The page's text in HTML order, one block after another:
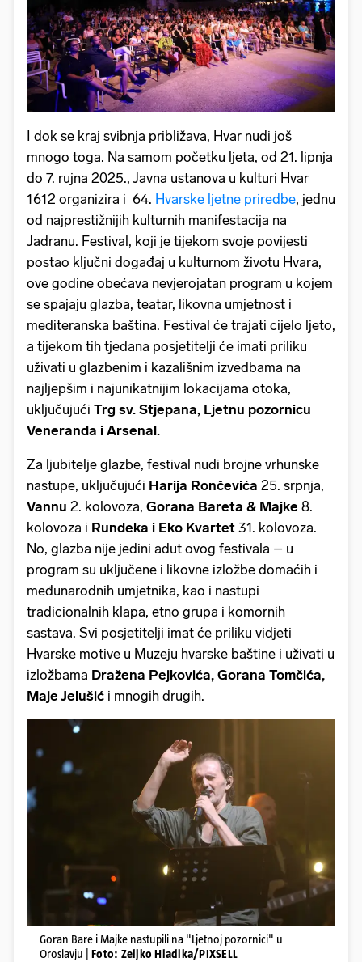
I dok se kraj svibnja približava, Hvar nudi još
mnogo toga. Na samom početku ljeta, od 21. lipnja
do 7. rujna 2025., Javna ustanova u kulturi Hvar
1612 organizira i 64. Hvarske ljetne priredbe, jednu
od najprestižnijih kulturnih manifestacija na
Jadranu. Festival, koji je tijekom svoje povijesti
postao ključni događaj u kulturnom životu Hvara,
ove godine obećava nevjerojatan program u kojem
se spajaju glazba, teatar, likovna umjetnost i
mediteranska baština. Festival će trajati cijelo ljeto,
a tijekom tih tjedana posjetitelji će imati priliku
uživati u glazbenim i kazališnim izvedbama na
najljepšim i najunikatnijim lokacijama otoka,
uključujući Trg sv. Stjepana, Ljetnu pozornicu
Veneranda i Arsenal.
Za ljubitelje glazbe, festival nudi brojne vrhunske
nastupe, uključujući Harija Rončevića 25. srpnja,
Vannu 2. kolovoza, Gorana Bareta & Majke 8.
kolovoza i Rundeka i Eko Kvartet 31. kolovoza.
No, glazba nije jedini adut ovog festivala – u
program su uključene i likovne izložbe domaćih i
međunarodnih umjetnika, kao i nastupi
tradicionalnih klapa, etno grupa i komornih
sastava. Svi posjetitelji imat će priliku vidjeti
Hvarske motive u Muzeju hvarske baštine i uživati u
izložbama Dražena Pejkovića, Gorana Tomčića,
Maje Jelušić i mnogih drugih.
Goran Bare i Majke nastupili na "Ljetnoj pozornici" u
Oroslavju | Foto: Zeljko Hladika/PIXSELL